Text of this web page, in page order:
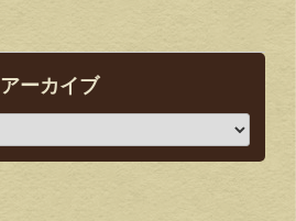
アーカイブ